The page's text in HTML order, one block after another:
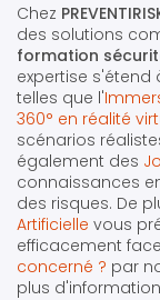
Chez
des solutions
formation
expertise
telles que l'
360° en réalité
scénarios
également des
connaissances
des risques. De
Artificielle vous
efficacement
concerné ? par
plus